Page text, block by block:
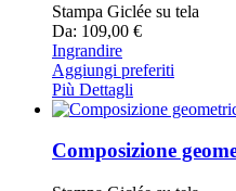
Stampa Giclée su tela
Da: 109,00 €
Ingrandire
Aggiungi preferiti
Più Dettagli
Composizione